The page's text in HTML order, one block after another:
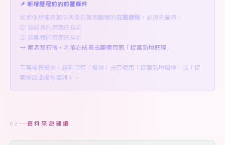
📌 新增歷程前的前置條件
如果你想補充某位偶像在某個團體的在籍歷程 ，必須先確認：
① 該成員的頁面已存在
② 該團體的頁面已存在
→ 兩者都有後，才能在成員或團體頁面「提案新增歷程」
若要補充場地，請到首頁「場地」分頁使用「提案新增場地」或「提
案修改此場地資訊」。
02 資料來源建議